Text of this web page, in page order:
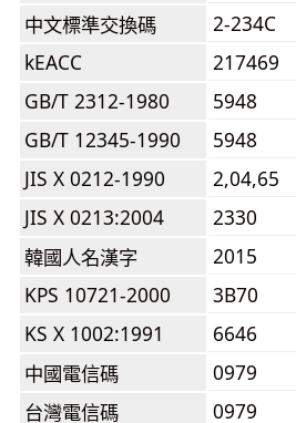
中文標準交換碼
2-234C
kEACC
217469
GB/T 2312-1980
5948
GB/T 12345-1990
5948
JIS X 0212-1990
2,04,65
JIS X 0213:2004
2330
韓國人名漢字
2015
KPS 10721-2000
3B70
KS X 1002:1991
6646
中國電信碼
0979
台灣電信碼
0979